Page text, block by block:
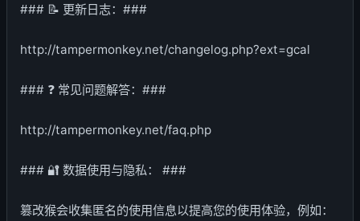
### 📝 更新日志：###
http://tampermonkey.net/changelog.php?ext=gcal
### ❓ 常见问题解答：###
http://tampermonkey.net/faq.php
### 🔐 数据使用与隐私： ###
篡改猴会收集匿名的使用信息以提高您的使用体验，例如：